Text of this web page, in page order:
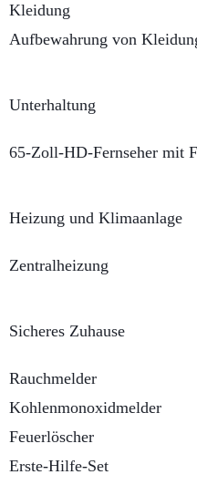
Kleidung
Aufbewahrung von
Unterhaltung
65-Zoll-HD-Fernseher mit
Heizung und Klimaanlage
Zentralheizung
Sicheres Zuhause
Rauchmelder
Kohlenmonoxidmelder
Feuerlöscher
Erste-Hilfe-Set